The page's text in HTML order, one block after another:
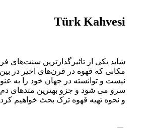
Türk Kahvesi
مکانی که قهوه در قرن‌های اخیر در
نیست و توانسته در جهان خود را به
سرو می شود و جزو بهترین متدهای دم
و نحوه تهیه قهوه ترک بحث خواهیم